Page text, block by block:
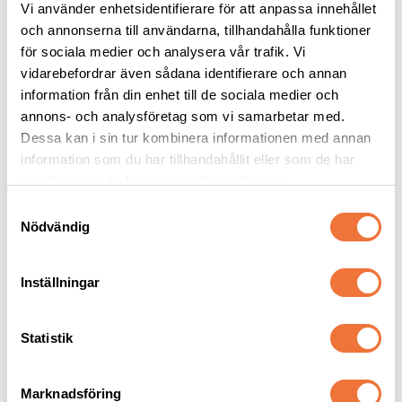
Vi använder enhetsidentifierare för att anpassa innehållet
och annonserna till användarna, tillhandahålla funktioner
för sociala medier och analysera vår trafik. Vi
vidarebefordrar även sådana identifierare och annan
information från din enhet till de sociala medier och
annons- och analysföretag som vi samarbetar med.
Dessa kan i sin tur kombinera informationen med annan
information som du har tillhandahållit eller som de har
Nödvändig
Inställningar
Statistik
Marknadsföring
Monster Sausage
belöningsgodis Lax - 80
g
Kladdfritt hundgodis med en proteinkälla
29kr
Andis distanskammar
plast 4-pack - snap-on
179kr